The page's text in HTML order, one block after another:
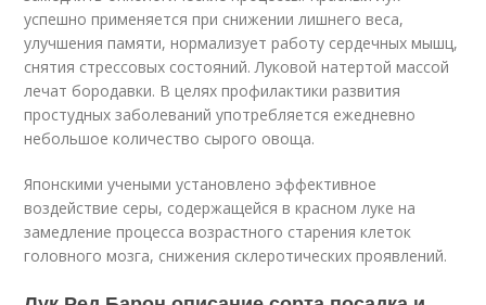
успешно применяется при снижении лишнего веса,
улучшения памяти, нормализует работу сердечных мышц,
снятия стрессовых состояний. Луковой натертой массой
лечат бородавки. В целях профилактики развития
простудных заболеваний употребляется ежедневно
небольшое количество сырого овоща.
Японскими учеными установлено эффективное
воздействие серы, содержащейся в красном луке на
замедление процесса возрастного старения клеток
головного мозга, снижения склеротических проявлений.